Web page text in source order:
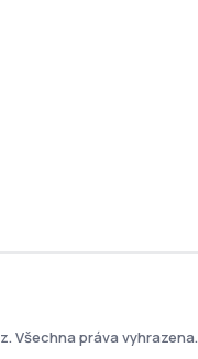
Všechna práva vyhrazena.